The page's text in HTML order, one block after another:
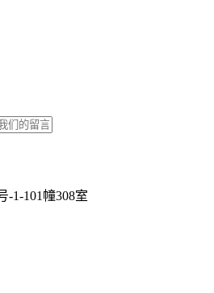
-1-101幢308室